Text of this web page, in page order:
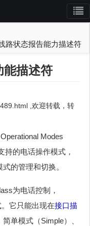
路状态报告能力描述符
能描述符
,欢迎转载，转
Modes
持的电话操作模式，
的管理和切换。
为电话控制，
它只能出现在接口描
单模式（Simple）、